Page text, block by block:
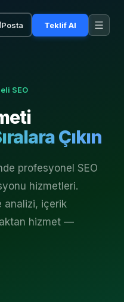
Posta Teklif Al
SEO
Çıkın
profesyonel SEO
hizmetleri.
analizi, içerik
hizmet —